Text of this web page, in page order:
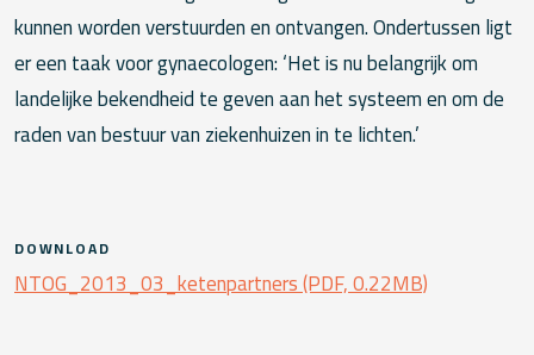
kunnen worden verstuurden en ontvangen. Ondertussen ligt
er een taak voor gynaecologen: ‘Het is nu belangrijk om
landelijke bekendheid te geven aan het systeem en om de
raden van bestuur van ziekenhuizen in te lichten.’
DOWNLOAD
NTOG_2013_03_ketenpartners (PDF, 0.22MB)